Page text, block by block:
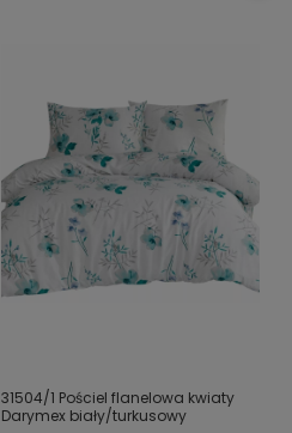
31504/1 Pościel flanelowa kwiaty
Darymex biały/turkusowy